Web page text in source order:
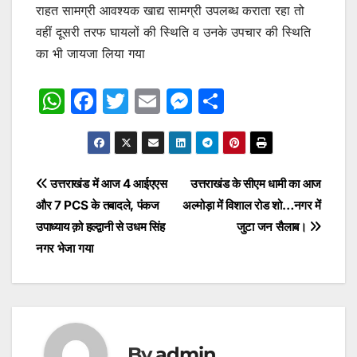
राहत सामग्री आवश्यक खाद्य सामग्री उपलब्ध कराता रहा तो
वहीं दूसरी तरफ घायलों की स्थिति व उनके उपचार की स्थिति
का भी जायजा लिया गया
W
s
A
p
p
F
a
c
e
b
o
k
T
w
itt
er
E
m
ai
l
M
e
s
s
e
er
h
ar
e
Post
navigation
उत्तराखंड के सीएम धामी का आज
अल्मोड़ा में विशाल रोड शो…नगर में
जुटा जन सैलाब।
उत्तराखंड में आज 4 आईएएस
और 7 PCS के तबादले, पंकज
उपाध्याय क़ो हल्द्वानी से उधम सिंह
नगर भेजा गया